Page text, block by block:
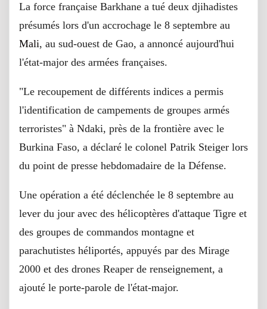
La force française Barkhane a tué deux djihadistes
présumés lors d'un accrochage le 8 septembre au
Mali, au sud-ouest de Gao, a annoncé aujourd'hui
l'état-major des armées françaises.
"Le recoupement de différents indices a permis
l'identification de campements de groupes armés
terroristes" à Ndaki, près de la frontière avec le
Burkina Faso, a déclaré le colonel Patrik Steiger lors
du point de presse hebdomadaire de la Défense.
Une opération a été déclenchée le 8 septembre au
lever du jour avec des hélicoptères d'attaque Tigre et
des groupes de commandos montagne et
parachutistes héliportés, appuyés par des Mirage
2000 et des drones Reaper de renseignement, a
ajouté le porte-parole de l'état-major.